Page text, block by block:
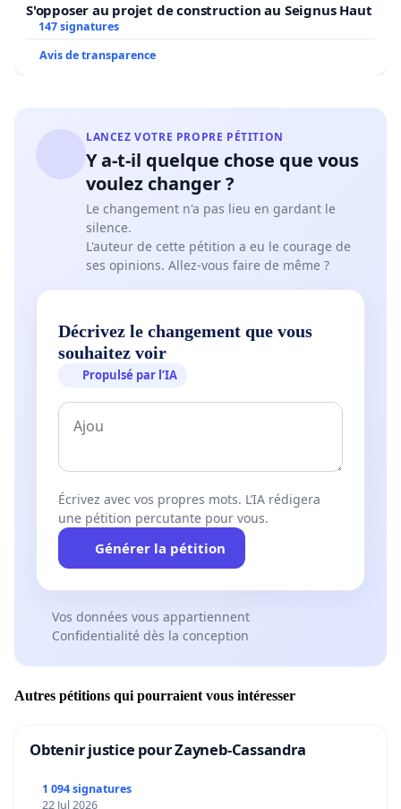
S'opposer au projet de construction au Seignus Haut
147 signatures
Avis de transparence
LANCEZ VOTRE PROPRE PÉTITION
Y a-t-il quelque chose que vous
voulez changer ?
Le changement n'a pas lieu en gardant le
silence.
L'auteur de cette pétition a eu le courage de
ses opinions. Allez-vous faire de même ?
Décrivez le changement que vous
souhaitez voir
Propulsé par l’IA
Écrivez avec vos propres mots. L’IA rédigera
une pétition percutante pour vous.
Générer la pétition
Vos données vous appartiennent
Confidentialité dès la conception
Autres pétitions qui pourraient vous intéresser
Obtenir justice pour Zayneb-Cassandra
1 094 signatures
22 Jul 2026